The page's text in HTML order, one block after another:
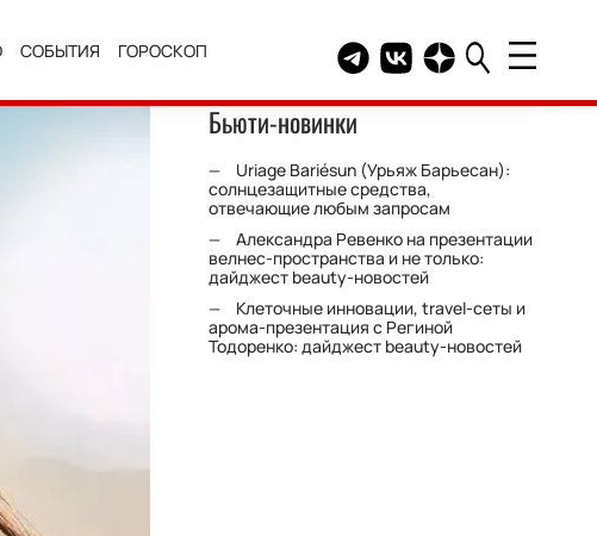
СОБЫТИЯ ГОРОСКОП Telegram канал HELLO
Группа HELLO
Канал HELLO в
Бьюти-новинки
Uriage Bariésun (Урьяж Барьесан):
солнцезащитные средства,
отвечающие любым запросам
Александра Ревенко на презентации
велнес-пространства и не только:
дайджест beauty-новостей
Клеточные инновации, travel-сеты и
арома-презентация с Региной
Тодоренко: дайджест beauty-новостей